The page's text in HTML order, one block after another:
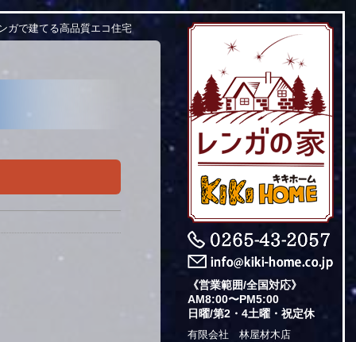
で建てる高品質エコ住宅
《営業範囲/全国対応》
AM8:00〜PM5:00
日曜/第2・4土曜・祝定休
有限会社 林屋材木店